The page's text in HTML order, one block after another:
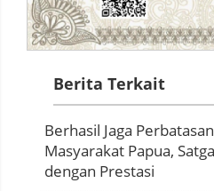
Berita Terkait
Berhasil Jaga
Masyarakat Papua,
dengan Prestasi